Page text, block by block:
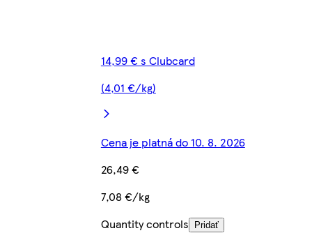
14,99 € s Clubcard
(4,01 €/kg)
Cena je platná do 10. 8. 2026
26,49 €
7,08 €/kg
Quantity controls
Pridať